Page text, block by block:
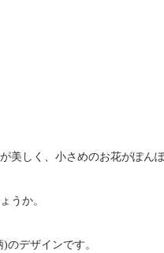
しく、小さめのお花がぽん
うか。
デザインです。